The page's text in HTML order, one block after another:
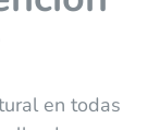
en todas